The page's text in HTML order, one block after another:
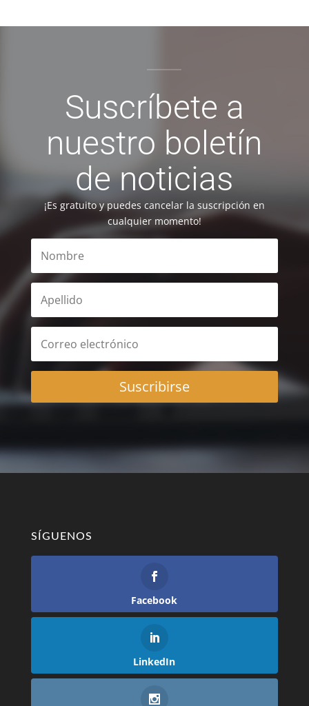
Suscríbete a
nuestro boletín
de noticias
¡Es gratuito y puedes cancelar la suscripción en
cualquier momento!
Suscribirse
SÍGUENOS
Facebook
LinkedIn